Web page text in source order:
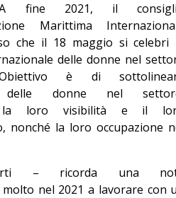
fine 2021, il
Marittima
che il 18 maggio si celebri
delle donne nel
è di
delle donne nel
la loro visibilità e il
nonché la loro occupazione
– ricorda una
molto nel 2021 a lavorare con
Addio amico
Giorgio
Editoriale